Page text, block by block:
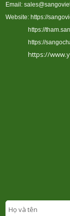
Email:
Website:https://
https://
https://
https://